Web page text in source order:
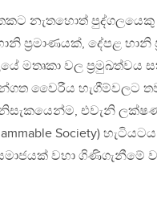
නැතහොත් පුද්ගලයෙකු
ප්‍රමාණයක්, දේපළ
මතෘකා වල
වෛරීය හැගීම්වලට
නිසැකයෙන්ම, එවැනි
Society)
වහා ගිණිගැනීමේ